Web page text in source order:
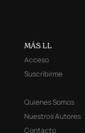
MÁS LL
Acceso
Suscribirme
Quienes Somos
Nuestros Autores
Contacto